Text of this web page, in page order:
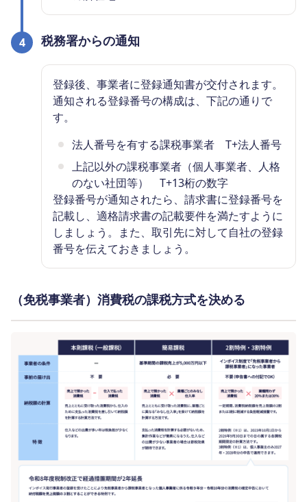
4 税務署からの通知
登録後、事業者に登録通知書が交付されます。
通知される登録番号の構成は、下記の通りで
す。
法人番号を有する課税事業者 T+法人番号
上記以外の課税事業者（個人事業者、人格
のない社団等） T+13桁の数字
登録番号が通知されたら、請求書に登録番号を
記載し、適格請求書の記載要件を満たすように
しましょう。また、取引先に対して自社の登録
番号を伝えておきましょう。
（免税事業者）消費税の課税方式を決める